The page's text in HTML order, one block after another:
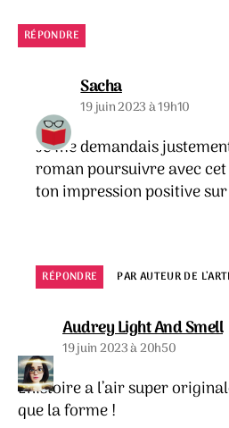
RÉPONDRE
Sachadit :
19 juin 2023 à 19h10
Je me demandais
roman poursuivre avec
ton impression positive
RÉPONDRE PAR AUTEUR DE
Audrey Light And Smell
19 juin 2023 à 20h50
L’histoire a l’air super
que la forme !